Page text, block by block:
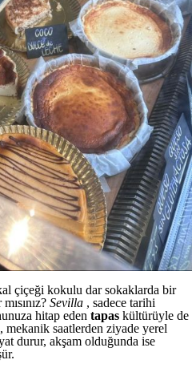
çiçeği kokulu dar sokaklarda bir
Sevilla , sadece tarihi
hitap eden tapas kültürüyle de
mekanik saatlerden ziyade yerel
durur, akşam olduğunda ise